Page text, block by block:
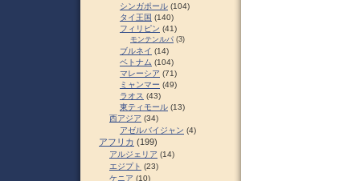
シンガポール (104)
タイ王国 (140)
フィリピン (41)
モンテンルパ (3)
ブルネイ (14)
ベトナム (104)
マレーシア (71)
ミャンマー (49)
ラオス (43)
東ティモール (13)
西アジア (34)
アゼルバイジャン (4)
アフリカ (199)
アルジェリア (14)
エジプト (23)
ケニア (10)